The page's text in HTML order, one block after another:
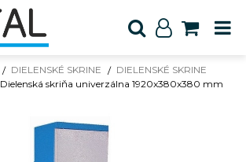
DIELENSKÉ SKRINE
DIELENSKÉ SKRINE
Dielenská skriňa univerzálna 1920x380x380 mm